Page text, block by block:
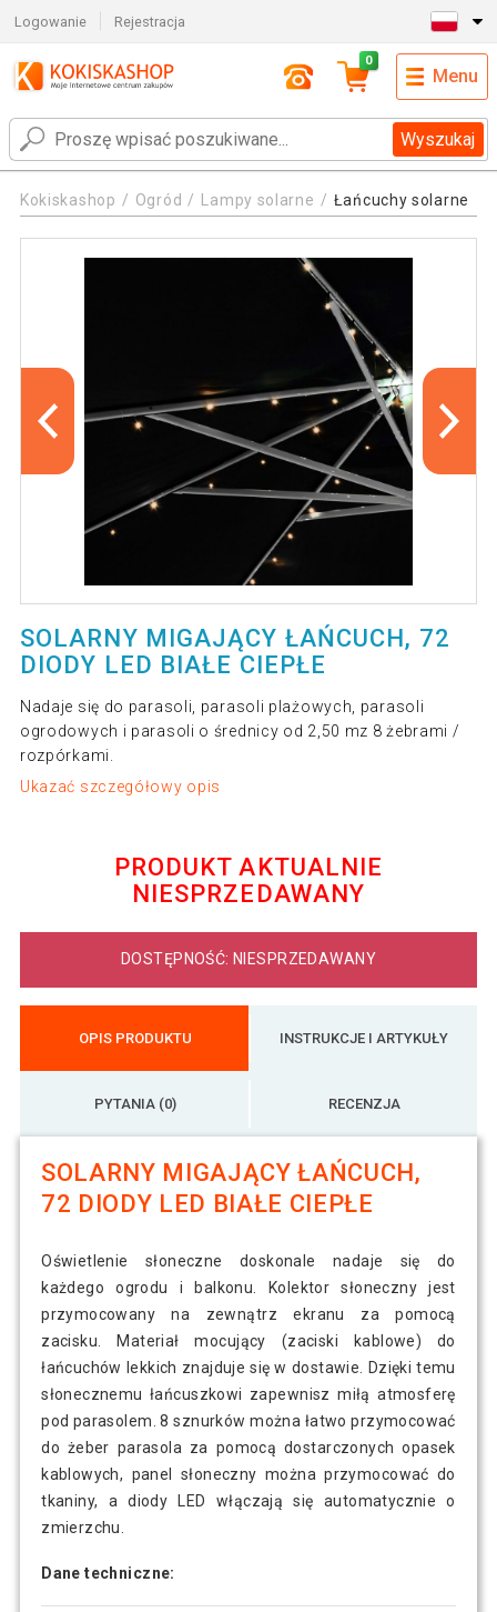
Logowanie Rejestracja
Wyszukaj
0
Menu
Kokiskashop Ogród Lampy solarne Łańcuchy solarne
SOLARNY MIGAJĄCY ŁAŃCUCH, 72
DIODY LED BIAŁE CIEPŁE
Nadaje się do parasoli, parasoli plażowych, parasoli
ogrodowych i parasoli o średnicy od 2,50 mz 8 żebrami /
rozpórkami.
Ukazać szczegółowy opis
PRODUKT AKTUALNIE
NIESPRZEDAWANY
DOSTĘPNOŚĆ: NIESPRZEDAWANY
OPIS PRODUKTU INSTRUKCJE I ARTYKUŁY
PYTANIA (0) RECENZJA
SOLARNY MIGAJĄCY ŁAŃCUCH,
72 DIODY LED BIAŁE CIEPŁE
Oświetlenie słoneczne doskonale nadaje się do
każdego ogrodu i balkonu. Kolektor słoneczny jest
przymocowany na zewnątrz ekranu za pomocą
zacisku. Materiał mocujący (zaciski kablowe) do
łańcuchów lekkich znajduje się w dostawie. Dzięki temu
słonecznemu łańcuszkowi zapewnisz miłą atmosferę
pod parasolem. 8 sznurków można łatwo przymocować
do żeber parasola za pomocą dostarczonych opasek
kablowych, panel słoneczny można przymocować do
tkaniny, a diody LED włączają się automatycznie o
zmierzchu.
Dane techniczne: